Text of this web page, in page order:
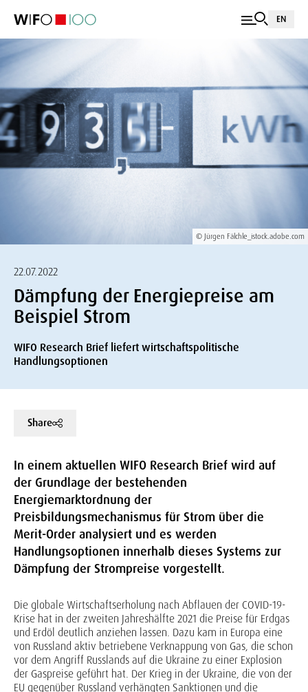
EN
© Jürgen Fälchle_istock.adobe.com
22.07.2022
Dämpfung der Energiepreise am
Beispiel Strom
WIFO Research Brief liefert wirtschaftspolitische
Handlungsoptionen
Share
In einem aktuellen WIFO Research Brief wird auf
der Grundlage der bestehenden
Energiemarktordnung der
Preisbildungsmechanismus für Strom über die
Merit-Order analysiert und es werden
Handlungsoptionen innerhalb dieses Systems zur
Dämpfung der Strompreise vorgestellt.
Die globale Wirtschaftserholung nach Abflauen der COVID-19-
Krise hat in der zweiten Jahreshälfte 2021 die Preise für Erdgas
und Erdöl deutlich anziehen lassen. Dazu kam in Europa eine
von Russland aktiv betriebene Verknappung von Gas, die schon
vor dem Angriff Russlands auf die Ukraine zu einer Explosion
der Gaspreise geführt hat. Der Krieg in der Ukraine, die von der
EU gegenüber Russland verhängten Sanktionen und die